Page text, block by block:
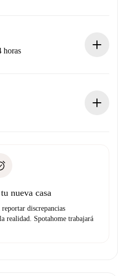
horas
ningún cargo y te
nueva casa
discrepancias
realidad. Spotahome trabajará